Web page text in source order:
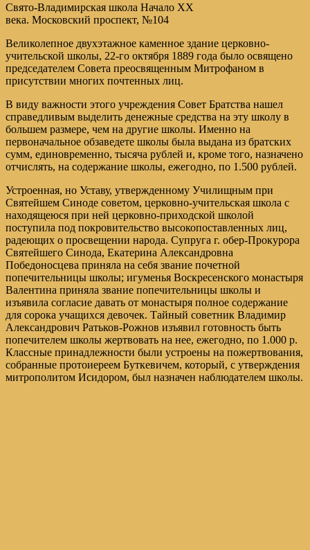
Свято-Владимирская школа Начало ХХ
века. Московский проспект, №104
Великолепное двухэтажное каменное здание церковно-
учительской школы, 22-го октября 1889 года было освящено
председателем Совета преосвященным Митрофаном в
присутствии многих почтенных лиц.
В виду важности этого учреждения Совет Братства нашел
справедливым выделить денежные средства на эту школу в
большем размере, чем на другие школы. Именно на
первоначальное обзаведете школы была выдана из братских
сумм, единовременно, тысяча рублей и, кроме того, назначено
отчислять, на содержание школы, ежегодно, по 1.500 рублей.
Устроенная, но Уставу, утвержденному Училищным при
Святейшем Синоде советом, церковно-учительская школа с
находящеюся при ней церковно-приходской школой
поступила под покровительство высокопоставленных лиц,
радеющих о просвещении народа. Супруга г. обер-Прокурора
Святейшего Синода, Екатерина Александровна
Победоносцева приняла на себя звание почетной
попечительницы школы; игуменья Воскресенского монастыря
Валентина приняла звание попечительницы школы и
изъявила согласие давать от монастыря полное содержание
для сорока учащихся девочек. Тайный советник Владимир
Александрович Ратьков-Рожнов изъявил готовность быть
попечителем школы жертвовать на нее, ежегодно, по 1.000 р.
Классные принадлежности были устроены на пожертвования,
собранные протоиереем Буткевичем, который, с утверждения
митрополитом Исидором, был назначен наблюдателем школы.